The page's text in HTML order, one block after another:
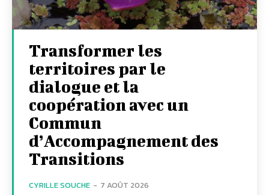
Transformer les
territoires par le
dialogue et la
coopération avec un
Commun
d’Accompagnement des
Transitions
CYRILLE SOUCHE - 7 AOÛT 2026